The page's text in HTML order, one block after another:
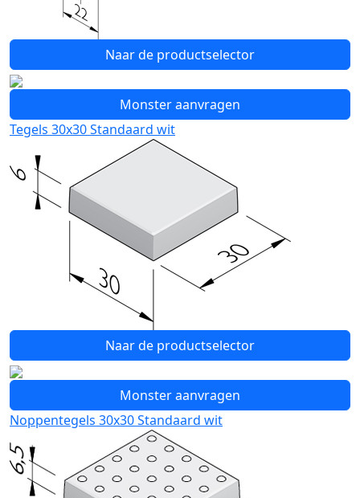
Naar de productselector
Monster aanvragen
Tegels 30x30 Standaard wit
Naar de productselector
Monster aanvragen
Noppentegels 30x30 Standaard wit